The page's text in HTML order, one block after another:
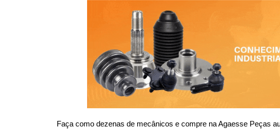
Faça como dezenas de mecânicos e compre na Agaesse Peças